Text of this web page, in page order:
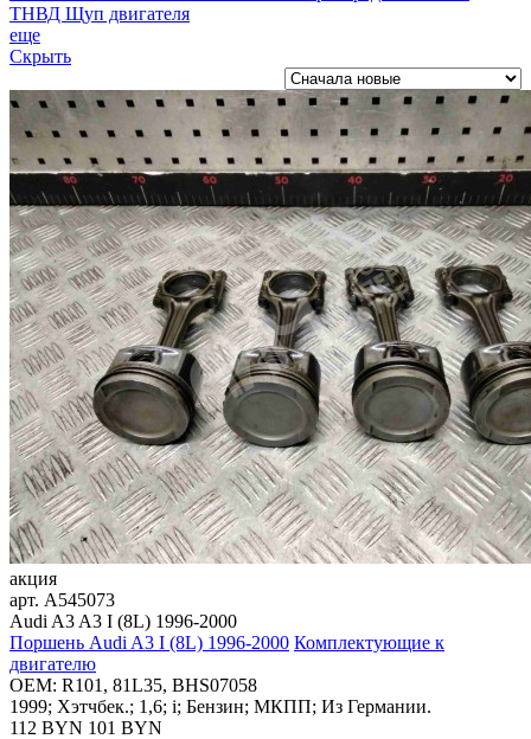
ТНВД Щуп двигателя
еще
Скрыть
акция
арт. A545073
Audi A3 A3 I (8L) 1996-2000
Поршень Audi A3 I (8L) 1996-2000 Комплектующие к
двигателю
OEM: R101, 81L35, BHS07058
1999; Хэтчбек.; 1,6; i; Бензин; МКПП; Из Германии.
112 BYN 101 BYN